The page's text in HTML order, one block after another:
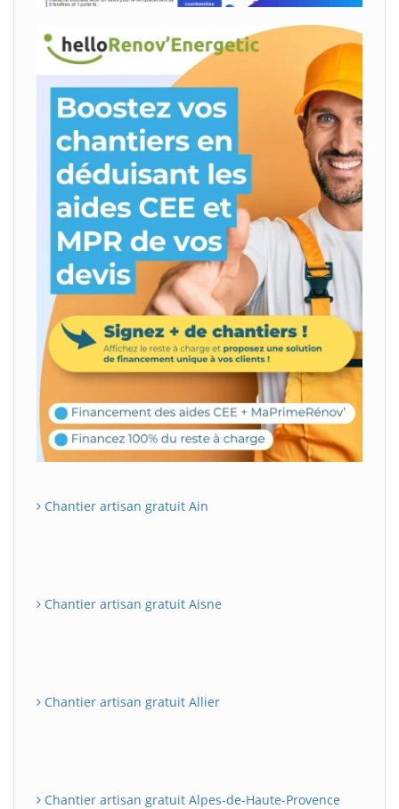
Chantier artisan gratuit Ain
Chantier artisan gratuit Aisne
Chantier artisan gratuit Allier
Chantier artisan gratuit Alpes-de-Haute-Provence